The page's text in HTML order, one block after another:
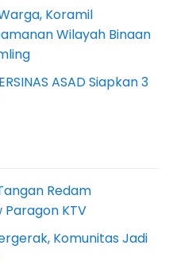
Koramil
Wilayah Binaan
ASAD Siapkan 3
Redam
KTV
Komunitas Jadi